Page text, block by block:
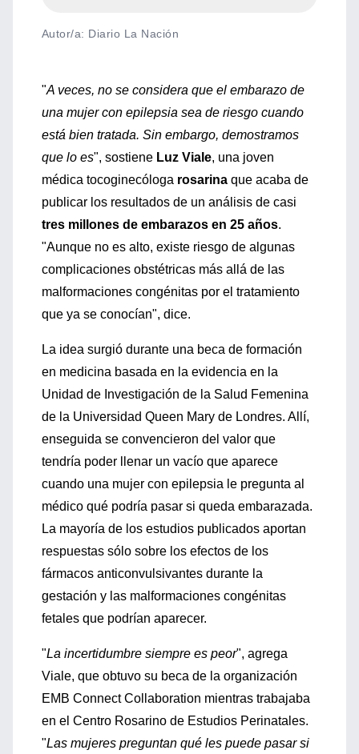
Autor/a: Diario La Nación
"A veces, no se considera que el embarazo de
una mujer con epilepsia sea de riesgo cuando
está bien tratada. Sin embargo, demostramos
que lo es", sostiene Luz Viale, una joven
médica tocoginecóloga rosarina que acaba de
publicar los resultados de un análisis de casi
tres millones de embarazos en 25 años.
"Aunque no es alto, existe riesgo de algunas
complicaciones obstétricas más allá de las
malformaciones congénitas por el tratamiento
que ya se conocían", dice.
La idea surgió durante una beca de formación
en medicina basada en la evidencia en la
Unidad de Investigación de la Salud Femenina
de la Universidad Queen Mary de Londres. Allí,
enseguida se convencieron del valor que
tendría poder llenar un vacío que aparece
cuando una mujer con epilepsia le pregunta al
médico qué podría pasar si queda embarazada.
La mayoría de los estudios publicados aportan
respuestas sólo sobre los efectos de los
fármacos anticonvulsivantes durante la
gestación y las malformaciones congénitas
fetales que podrían aparecer.
"La incertidumbre siempre es peor", agrega
Viale, que obtuvo su beca de la organización
EMB Connect Collaboration mientras trabajaba
en el Centro Rosarino de Estudios Perinatales.
"Las mujeres preguntan qué les puede pasar si